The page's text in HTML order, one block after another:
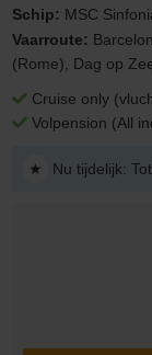
Schip: MSC
Vaarroute:
(Rome), Dag op
Cruise only
Volpension (All
★ Nu tijdelijk: